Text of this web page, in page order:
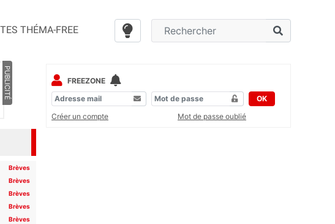
THÉMA-FREE
PUBLICITÉ
Brèves
Brèves
Brèves
Brèves
Brèves
FREEZONE
OK
Créer un compte
Mot de passe oublié